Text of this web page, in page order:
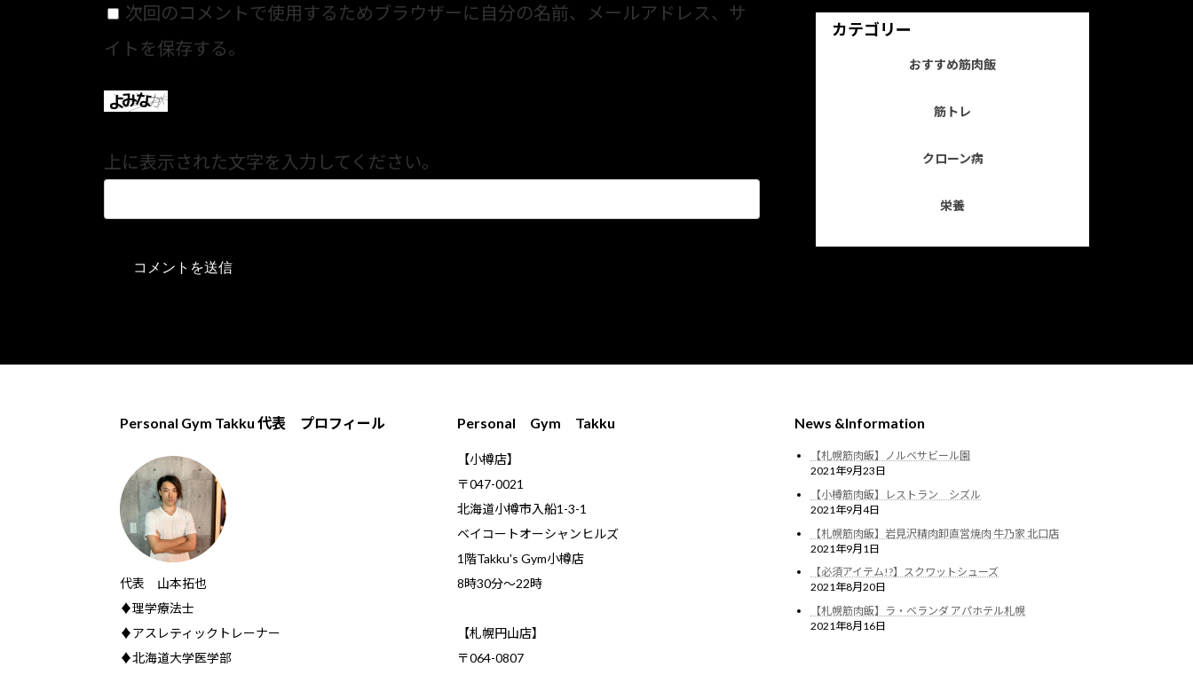
次回のコメントで使用するためブラウザーに自分の名前、メールアドレス、サ
イトを保存する。
上に表示された文字を入力してください。
カテゴリー
おすすめ筋肉飯
筋トレ
クローン病
栄養
Personal Gym Takku 代表 プロフィール
代表 山本拓也
♦理学療法士
♦アスレティックトレーナー
♦北海道大学医学部
Personal Gym Takku
【小樽店】
〒047-0021
北海道小樽市入船1-3-1
ベイコートオーシャンヒルズ
1階Takku's Gym小樽店
​8時30分～22時
【札幌円山店】
〒064-0807
News &Information
【札幌筋肉飯】ノルベサビール園
2021年9月23日
【小樽筋肉飯】レストラン シズル
2021年9月4日
【札幌筋肉飯】岩見沢精肉卸直営焼肉 牛乃家 北口店
2021年9月1日
【必須アイテム!?】スクワットシューズ
2021年8月20日
【札幌筋肉飯】ラ・ベランダ アパホテル札幌
2021年8月16日